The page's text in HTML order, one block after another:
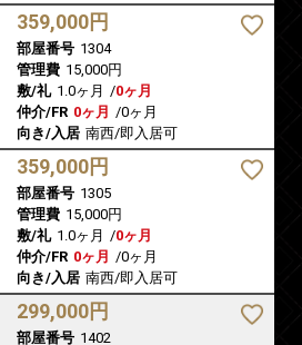
359,000円
部屋番号 1304
管理費 15,000円
敷/礼 1.0ヶ月 /0ヶ月
仲介/FR 0ヶ月 /0ヶ月
向き/入居 南西/即入居可
359,000円
部屋番号 1305
管理費 15,000円
敷/礼 1.0ヶ月 /0ヶ月
仲介/FR 0ヶ月 /0ヶ月
向き/入居 南西/即入居可
299,000円
部屋番号 1402